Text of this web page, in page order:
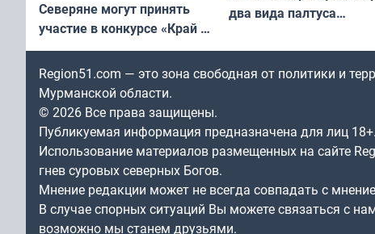
Северяне могут принять
участие в конкурсе «Край у
северной границы: фотогид
по Печенгскому округу»
два вида палтуса
Region51.com — это зона свободная от политики и
Мурманской области.
© 2026 Все права защищены.
Публикуемая информация предназначена для лиц 18+.
Использование материалов размещенных на сайте
гнев суровых северных Богов.
Мнение редакции может не всегда совпадать с
В случае спорных ситуаций Вы можете связаться с
возможно мы станем друзьями.